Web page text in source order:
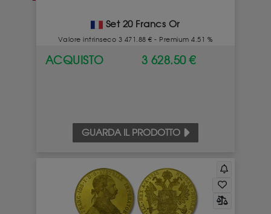
Set 20 Francs Or
Valore intrinseco 3 471.88 € - Premium 4.51 %
ACQUISTO 3 628.50 €
GUARDA IL PRODOTTO